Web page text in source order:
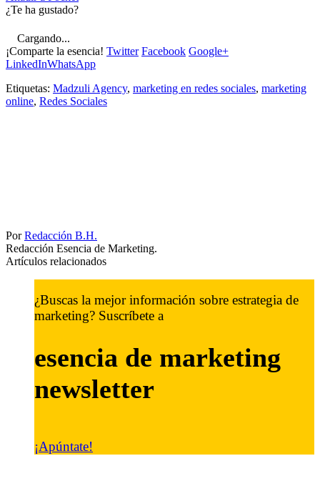
¿Te ha gustado?
Cargando...
¡Comparte la esencia! Twitter Facebook Google+
LinkedInWhatsApp
Etiquetas: Madzuli Agency, marketing en redes sociales, marketing
online, Redes Sociales
PorRedacción B.H.
Redacción Esencia de Marketing.
Artículos relacionados
¿Buscas la mejor información sobre estrategia de
marketing? Suscríbete a
esencia de marketing
newsletter
¡Apúntate!